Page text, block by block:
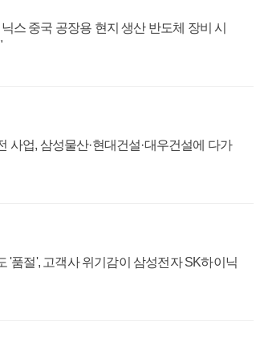
스 중국 공장용 현지 생산 반도체 장비 시
사업, 삼성물산·현대건설·대우건설에 다가
'품절', 고객사 위기감이 삼성전자 SK하이닉